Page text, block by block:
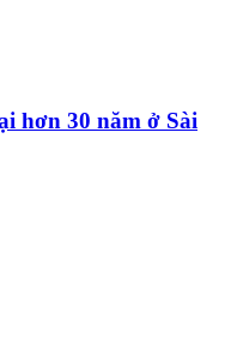
hơn 30 năm ở Sài